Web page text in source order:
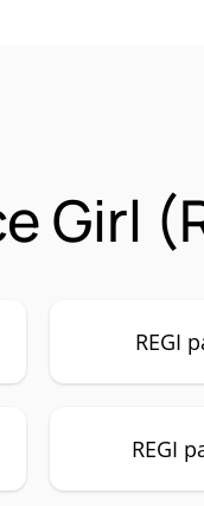
Girl
REGI
REGI